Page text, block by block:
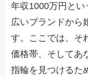
年収1000万円と
広いブランドから
す。ここでは、そ
価格帯、そしてあ
指輪を見つけるた